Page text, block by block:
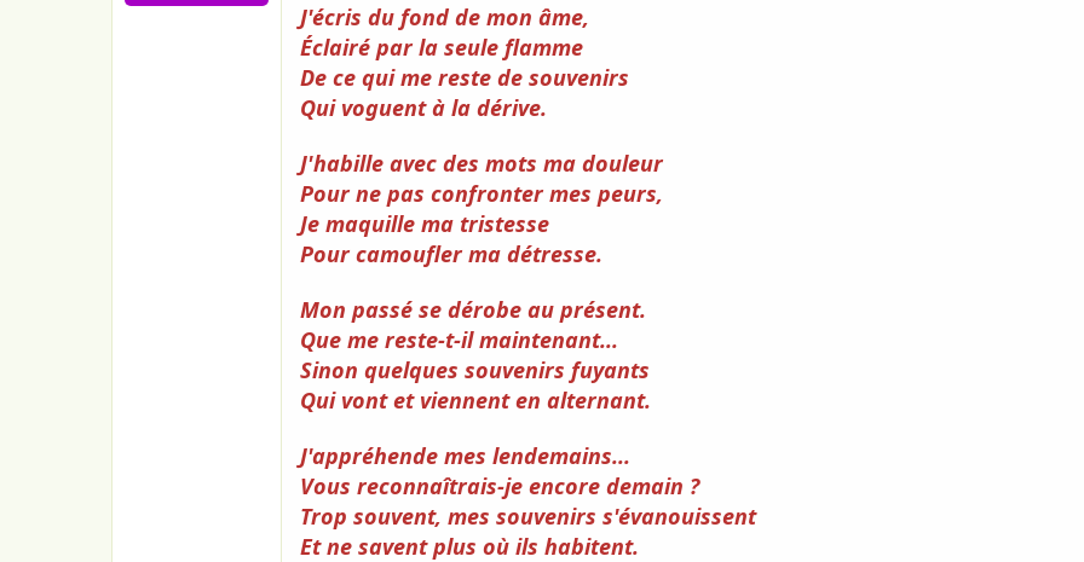
J'écris du fond de mon âme,
Éclairé par la seule flamme
De ce qui me reste de souvenirs
Qui voguent à la dérive.
J'habille avec des mots ma douleur
Pour ne pas confronter mes peurs,
Je maquille ma tristesse
Pour camoufler ma détresse.
Mon passé se dérobe au présent.
Que me reste-t-il maintenant...
Sinon quelques souvenirs fuyants
Qui vont et viennent en alternant.
J'appréhende mes lendemains...
Vous reconnaîtrais-je encore demain ?
Trop souvent, mes souvenirs s'évanouissent
Et ne savent plus où ils habitent.